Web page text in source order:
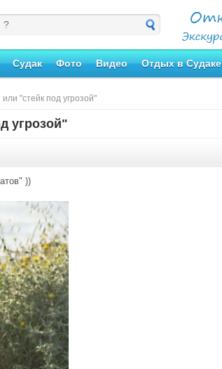
Судак Фото Видео Отдых в Судаке
"стейк под угрозой"
угрозой"
))